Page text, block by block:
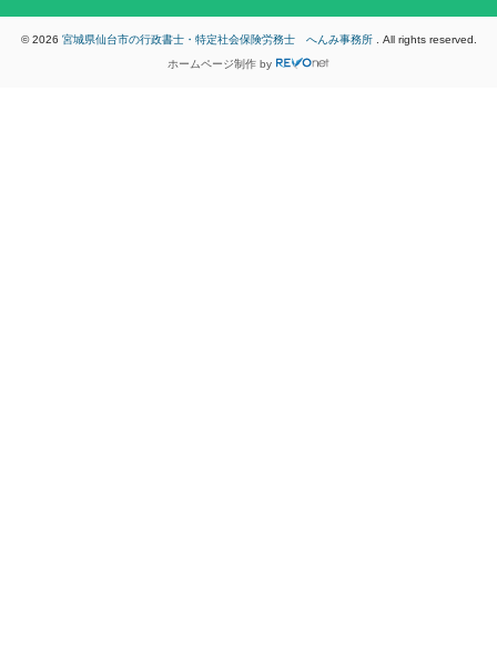
© 2026 宮城県仙台市の行政書士・特定社会保険労務士 へんみ事務所
. All rights reserved.
ホームページ制作by